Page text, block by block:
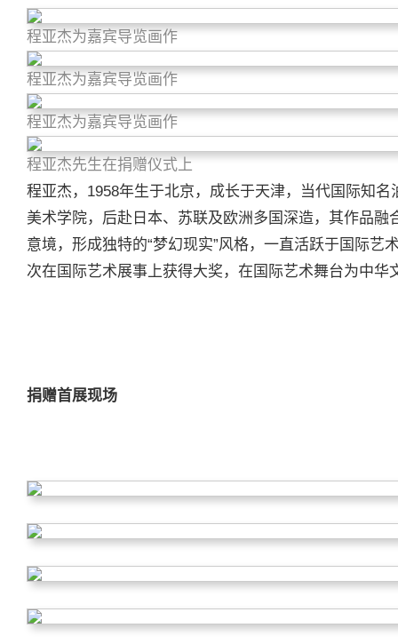
程亚杰为嘉宾导览画作
程亚杰为嘉宾导览画作
程亚杰为嘉宾导览画作
程亚杰先生在捐赠仪式上
程亚杰，1958年生于北京，成长于天津，当代国际知
美术学院，后赴日本、苏联及欧洲多国深造，其作品
意境，形成独特的“梦幻现实”风格，一直活跃于国际艺
次在国际艺术展事上获得大奖，在国际艺术舞台为中华
捐赠首展现场